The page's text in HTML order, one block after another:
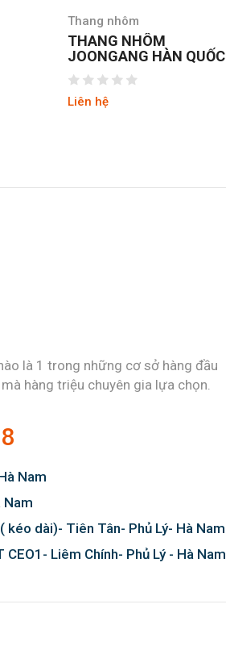
Thang nhôm
THANG NHÔM
JOONGANG HÀN QUỐC
JALS-53
Liên hệ
là 1 trong những cơ sở hàng đầu
hàng triệu chuyên gia lựa chọn.
Nam
Nam
kéo dài)- Tiên Tân- Phủ Lý- Hà Nam
Liêm Chính- Phủ Lý - Hà Nam